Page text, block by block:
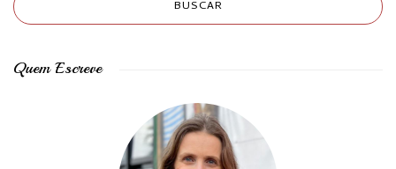
Quem Escreve